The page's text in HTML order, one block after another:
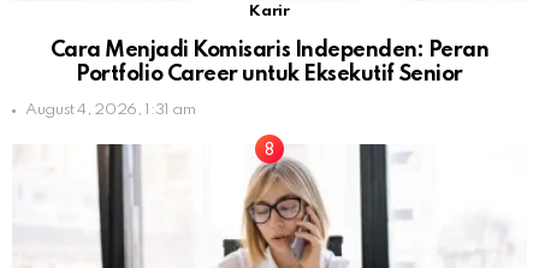
Karir
Cara Menjadi Komisaris Independen: Peran
Portfolio Career untuk Eksekutif Senior
August 4, 2026, 1:31 am